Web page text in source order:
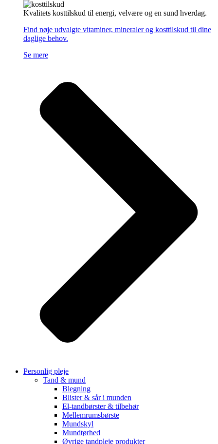
Kvalitets kosttilskud til energi, velvære og en sund hverdag.
Find nøje udvalgte vitaminer, mineraler og kosttilskud til dine
daglige behov.
Se mere
Personlig pleje
Tand & mund
Blegning
Blister & sår i munden
El-tandbørster & tilbehør
Mellemrumsbørste
Mundskyl
Mundtørhed
Øvrige tandpleje produkter